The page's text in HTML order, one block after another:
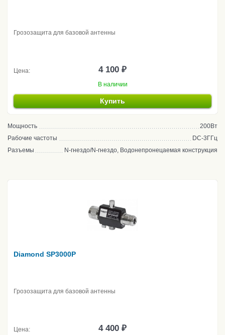
Грозозащита для базовой антенны
Цена: 4 100 ₽
В наличии
Купить
Мощность
200Вт
Рабочие частоты
DC-3ГГц
Разъемы
N-гнездо/N-гнездо, Водонепронецаемая конструкция
Diamond SP3000P
Грозозащита для базовой антенны
Цена: 4 400 ₽